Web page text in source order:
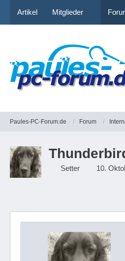
Artikel Mitglieder
Paules-PC-Forum.de Forum
Setter 10.